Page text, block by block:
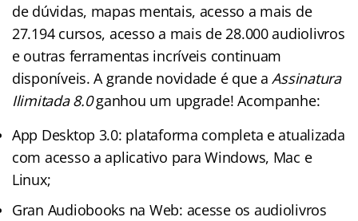
de dúvidas, mapas mentais, acesso a mais de
27.194 cursos, acesso a mais de 28.000 audiolivros
e outras ferramentas incríveis continuam
disponíveis. A grande novidade é que aAssinatura
Ilimitada 8.0ganhou um upgrade! Acompanhe:
App Desktop 3.0: plataforma completa e atualizada
com acesso a aplicativo para Windows, Mac e
Linux;
Gran Audiobooks na Web: acesse os audiolivros